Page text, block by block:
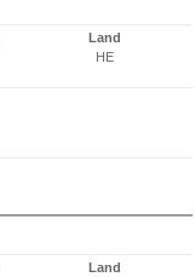
Land
HE
Land